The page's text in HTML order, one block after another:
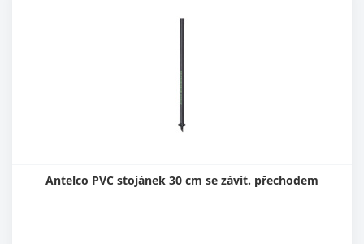
Antelco PVC stojánek 30 cm se závit. přechodem